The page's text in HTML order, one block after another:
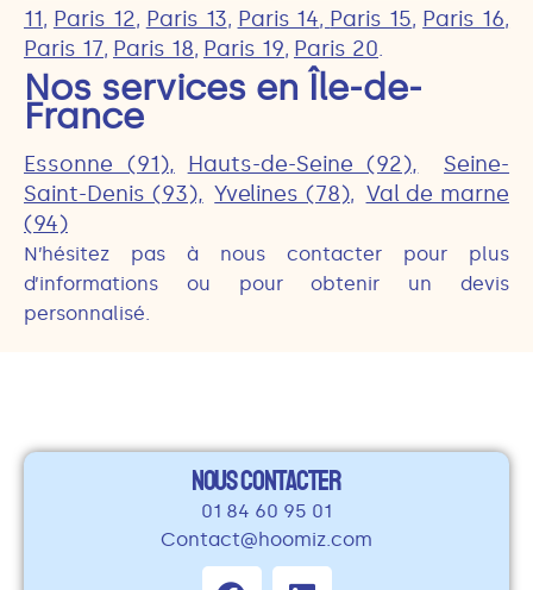
11, Paris 12, Paris 13, Paris 14, Paris 15, Paris 16,
Paris 17, Paris 18, Paris 19, Paris 20.
Nos services en Île-de-
France
Essonne (91), Hauts-de-Seine (92),
Seine-
Saint-Denis (93), Yvelines (78), Val de marne
(94)
N’hésitez pas à nous contacter pour plus
d’informations ou pour obtenir un devis
personnalisé.
NOUS CONTACTER
01 84 60 95 01
Contact@hoomiz.com